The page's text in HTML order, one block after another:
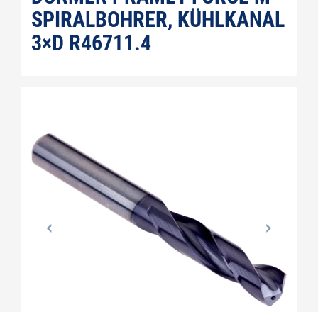
SPIRALBOHRER, KÜHLKANAL
3×D R46711.4